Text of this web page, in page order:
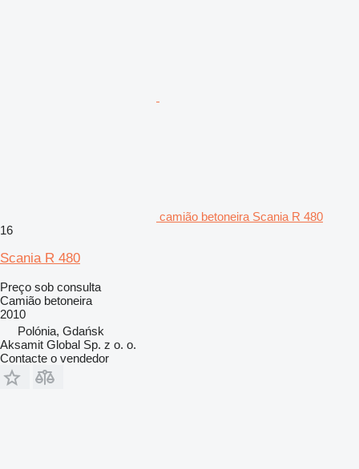
camião betoneira Scania R 480
16
Scania R 480
Preço sob consulta
Camião betoneira
2010
Polónia, Gdańsk
Aksamit Global Sp. z o. o.
Contacte o vendedor